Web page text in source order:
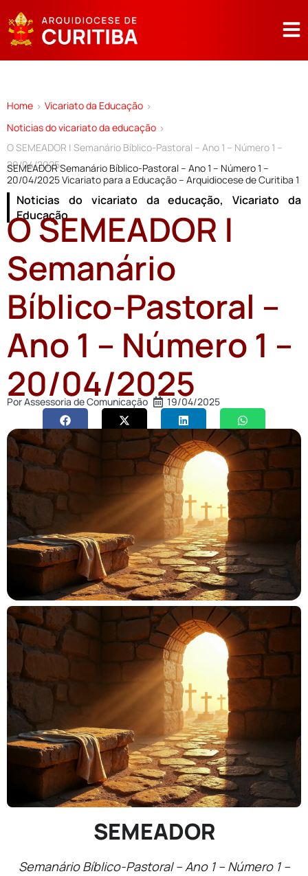
Home > Vicariato da Educação >
Noticias do vicariato da educação >
O SEMEADOR | Semanário Bíblico-Pastoral – Ano 1 – Número 1 –
20/04/2025
SEMEADOR Semanário Bíblico-Pastoral – Ano 1 – Número 1 –
20/04/2025 Vicariato para a Educação – Arquidiocese de Curitiba 1
Noticias do vicariato da educação,Vicariato da
Educação
O SEMEADOR |
Semanário
Bíblico-Pastoral –
Ano 1 – Número 1 –
20/04/2025
PorAssessoria de Comunicação 19/04/2025
SEMEADOR
Semanário Bíblico-Pastoral – Ano 1 – Número 1 –